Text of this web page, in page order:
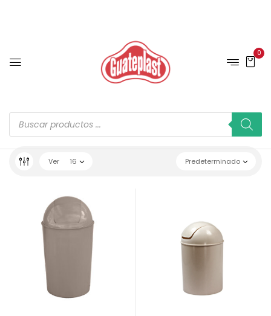
0
Predeterminado
Ver 16